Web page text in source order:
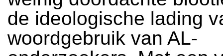
de ideologische lading
woordgebruik van AL-